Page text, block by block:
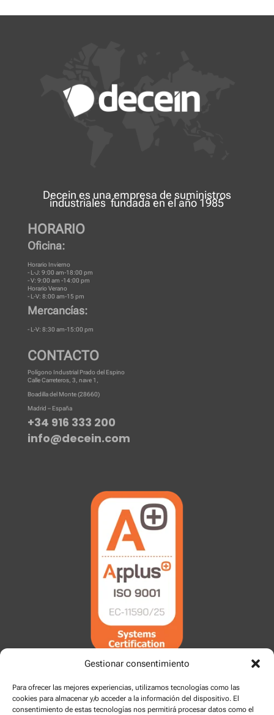
Gestionar consentimiento
Para ofrecer las mejores experiencias, utilizamos tecnologías como las
cookies para almacenar y/o acceder a la información del dispositivo. El
consentimiento de estas tecnologías nos permitirá procesar datos como el
Decein es unaempresa de suministros
industrialesfundada en el año 1985
HORARIO
Oficina:
Horario Invierno
- L-J: 9:00 am-18:00 pm
- V: 9:00 am -14:00 pm
Horario Verano
- L-V: 8:00 am-15 pm
Mercancías:
- L-V: 8:30 am-15:00 pm
CONTACTO
Polígono Industrial Prado del Espino
Calle Carreteros, 3, nave 1,
Boadilla del Monte (28660)
Madrid – España
+34 916 333 200
info@decein.com